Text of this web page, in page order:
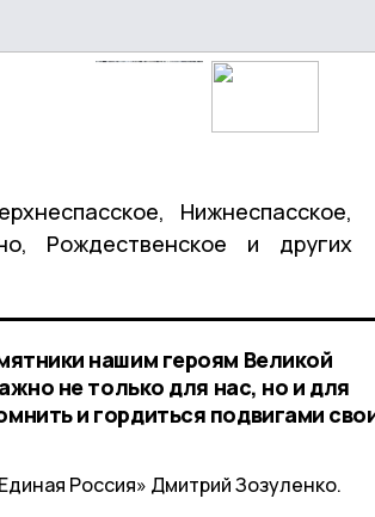
Нижнеспасское,
Рождественское и других
нашим героям Великой
не только для нас, но и для
и гордиться подвигами
Россия» Дмитрий Зозуленко.